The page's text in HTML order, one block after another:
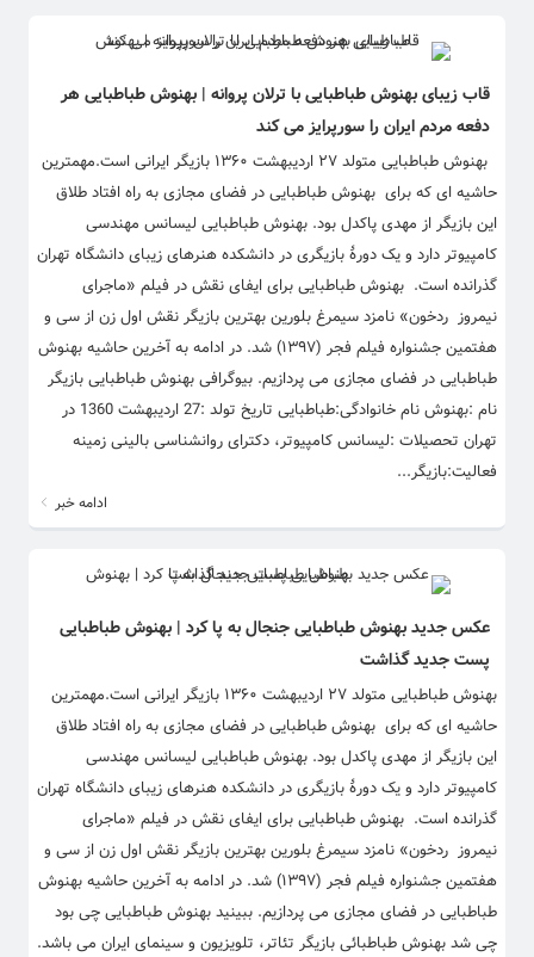
قاب زیبای بهنوش طباطبایی با ترلان پروانه | بهنوش طباطبایی هر
دفعه مردم ایران را سورپرایز می کند
بهنوش طباطبایی متولد ۲۷ اردیبهشت ۱۳۶۰ بازیگر ایرانی است.مهمترین
حاشیه ای که برای بهنوش طباطبایی در فضای مجازی به راه افتاد طلاق
این بازیگر از مهدی پاکدل بود. بهنوش طباطبایی لیسانس مهندسی
کامپیوتر دارد و یک دورهٔ بازیگری در دانشکده هنرهای زیبای دانشگاه تهران
گذرانده است. بهنوش طباطبایی برای ایفای نقش در فیلم «ماجرای
نیمروز ردخون» نامزد سیمرغ بلورین بهترین بازیگر نقش اول زن از سی و
هفتمین جشنواره فیلم فجر (۱۳۹۷) شد. در ادامه به آخرین حاشیه بهنوش
طباطبایی در فضای مجازی می پردازیم. بیوگرافی بهنوش طباطبایی بازیگر
نام :بهنوش نام خانوادگی:طباطبایی تاریخ تولد :27 اردیبهشت 1360 در
تهران تحصیلات :لیسانس کامپیوتر، دکترای روانشناسی بالینی زمینه
فعالیت:بازیگر...
ادامه خبر
عکس جدید بهنوش طباطبایی جنجال به پا کرد | بهنوش طباطبایی
پست جدید گذاشت
بهنوش طباطبایی متولد ۲۷ اردیبهشت ۱۳۶۰ بازیگر ایرانی است.مهمترین
حاشیه ای که برای بهنوش طباطبایی در فضای مجازی به راه افتاد طلاق
این بازیگر از مهدی پاکدل بود. بهنوش طباطبایی لیسانس مهندسی
کامپیوتر دارد و یک دورهٔ بازیگری در دانشکده هنرهای زیبای دانشگاه تهران
گذرانده است. بهنوش طباطبایی برای ایفای نقش در فیلم «ماجرای
نیمروز ردخون» نامزد سیمرغ بلورین بهترین بازیگر نقش اول زن از سی و
هفتمین جشنواره فیلم فجر (۱۳۹۷) شد. در ادامه به آخرین حاشیه بهنوش
طباطبایی در فضای مجازی می پردازیم. ببینید بهنوش طباطبایی چی بود
چی شد بهنوش طباطبائی بازیگر تئاتر، تلویزیون و سینمای ایران می باشد.